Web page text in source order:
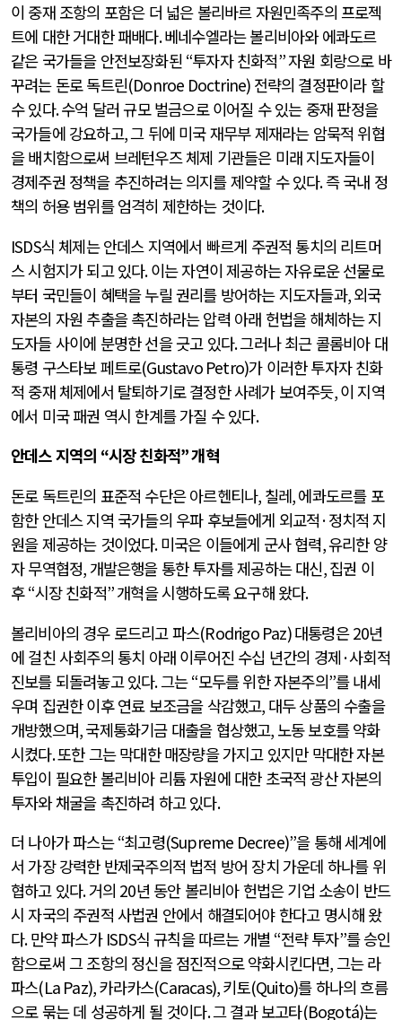
이 중재 조항의 포함은 더 넓은 볼리바르 자원민족주의 프로젝
트에 대한 거대한 패배다.베네수엘라는 볼리비아와 에콰도르
같은 국가들을 안전보장화된 “투자자 친화적”자원 회랑으로 바
꾸려는 돈로 독트린(Donroe Doctrine) 전략의 결정판이라 할
수 있다.수억 달러 규모 벌금으로 이어질 수 있는 중재 판정을
국가들에 강요하고,그 뒤에 미국 재무부 제재라는 암묵적 위협
을 배치함으로써 브레턴우즈 체제 기관들은 미래 지도자들이
경제주권 정책을 추진하려는 의지를 제약할 수 있다.즉 국내 정
책의 허용 범위를 엄격히 제한하는 것이다.
ISDS식 체제는 안데스 지역에서 빠르게 주권적 통치의 리트머
스 시험지가 되고 있다.이는 자연이 제공하는 자유로운 선물로
부터 국민들이 혜택을 누릴 권리를 방어하는 지도자들과,외국
자본의 자원 추출을 촉진하라는 압력 아래 헌법을 해체하는 지
도자들 사이에 분명한 선을 긋고 있다.그러나 최근 콜롬비아 대
통령 구스타보 페트로(Gustavo Petro)가 이러한 투자자 친화
적 중재 체제에서 탈퇴하기로 결정한 사례가 보여주듯,이 지역
에서 미국 패권 역시 한계를 가질 수 있다.
안데스 지역의 “시장 친화적”개혁
돈로 독트린의 표준적 수단은 아르헨티나, 칠레,에콰도르를 포
함한 안데스 지역 국가들의 우파 후보들에게 외교적 ·정치적 지
원을 제공하는 것이었다.미국은 이들에게 군사 협력,유리한 양
자 무역협정, 개발은행을 통한 투자를 제공하는 대신,집권 이
후“시장 친화적”개혁을 시행하도록 요구해 왔다.
볼리비아의 경우 로드리고 파스(Rodrigo Paz)대통령은20년
에 걸친 사회주의 통치 아래 이루어진 수십 년간의 경제·사회적
진보를 되돌려놓고 있다.그는“모두를 위한 자본주의”를 내세
우며 집권한 이후 연료 보조금을 삭감했고, 대두 상품의 수출을
개방했으며,국제통화기금 대출을 협상했고, 노동 보호를 약화
시켰다.또한 그는 막대한 매장량을 가지고 있지만 막대한 자본
투입이 필요한 볼리비아 리튬 자원에 대한 초국적 광산 자본의
투자와 채굴을 촉진하려 하고 있다.
더 나아가 파스는“최고령(Supreme Decree)”을 통해 세계에
서 가장 강력한 반제국주의적 법적 방어 장치 가운데 하나를 위
협하고 있다.거의 20년 동안 볼리비아 헌법은 기업 소송이 반드
시 자국의 주권적 사법권 안에서 해결되어야 한다고 명시해 왔
다.만약 파스가 ISDS식 규칙을 따르는 개별 “전략 투자”를 승인
함으로써 그 조항의 정신을 점진적으로 약화시킨다면,그는 라
파스(La Paz),카라카스(Caracas),키토(Quito)를 하나의 흐름
으로 묶는 데 성공하게 될 것이다.그 결과 보고타(Bogotá)는